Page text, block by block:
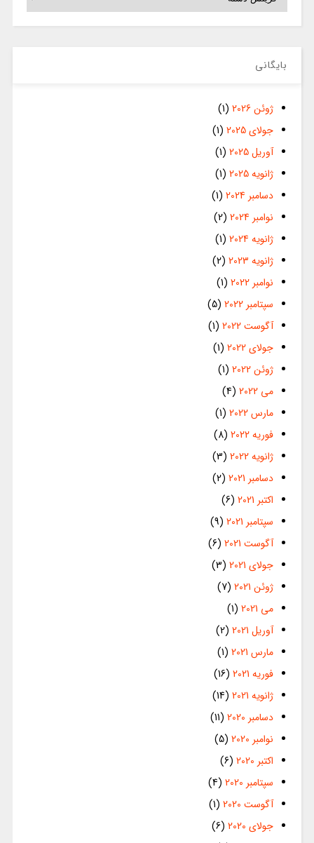
بایگانی
ژوئن 2026
(1)
جولای 2025
(1)
آوریل 2025
(1)
ژانویه 2025
(1)
دسامبر 2024
(1)
نوامبر 2024
(2)
ژانویه 2024
(1)
ژانویه 2023
(2)
نوامبر 2022
(1)
سپتامبر 2022
(5)
آگوست 2022
(1)
جولای 2022
(1)
ژوئن 2022
(1)
می 2022
(4)
مارس 2022
(1)
فوریه 2022
(8)
ژانویه 2022
(3)
دسامبر 2021
(2)
اکتبر 2021
(6)
سپتامبر 2021
(9)
آگوست 2021
(6)
جولای 2021
(3)
ژوئن 2021
(7)
می 2021
(1)
آوریل 2021
(2)
مارس 2021
(1)
فوریه 2021
(16)
ژانویه 2021
(14)
دسامبر 2020
(11)
نوامبر 2020
(5)
اکتبر 2020
(6)
سپتامبر 2020
(4)
آگوست 2020
(1)
جولای 2020
(6)